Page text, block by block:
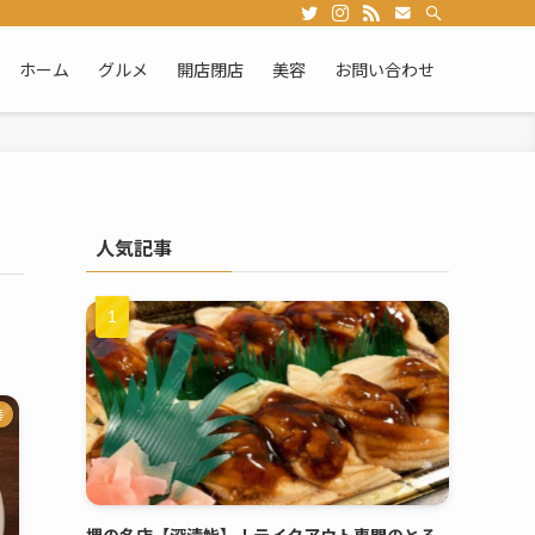
ホーム グルメ 開店閉店 美容 お問い合わせ
人気記事